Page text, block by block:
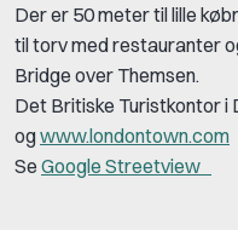
Der er 50 meter til lille
til torv med restauranter
Bridge over Themsen.
Det Britiske Turistkontor i
ogwww.londontown.com
Se Google Streetview